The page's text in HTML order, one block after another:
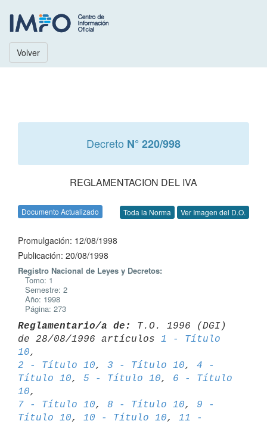
Volver
Decreto N° 220/998
REGLAMENTACION DEL IVA
Documento Actualizado Toda la Norma Ver Imagen del D.O.
Promulgación: 12/08/1998
Publicación: 20/08/1998
Registro Nacional de Leyes y Decretos:
Tomo: 1
Semestre: 2
Año: 1998
Página: 273
Reglamentario/a de:
T.O. 1996 (DGI)
de 28/08/1996 artículos 1 - Título
10
2 - Título 10, 3 - Título 10, 4 -
Título 10, 5 - Título 10, 6 - Título
10
7 - Título 10, 8 - Título 10, 9 -
Título 10, 10 - Título 10, 11 -